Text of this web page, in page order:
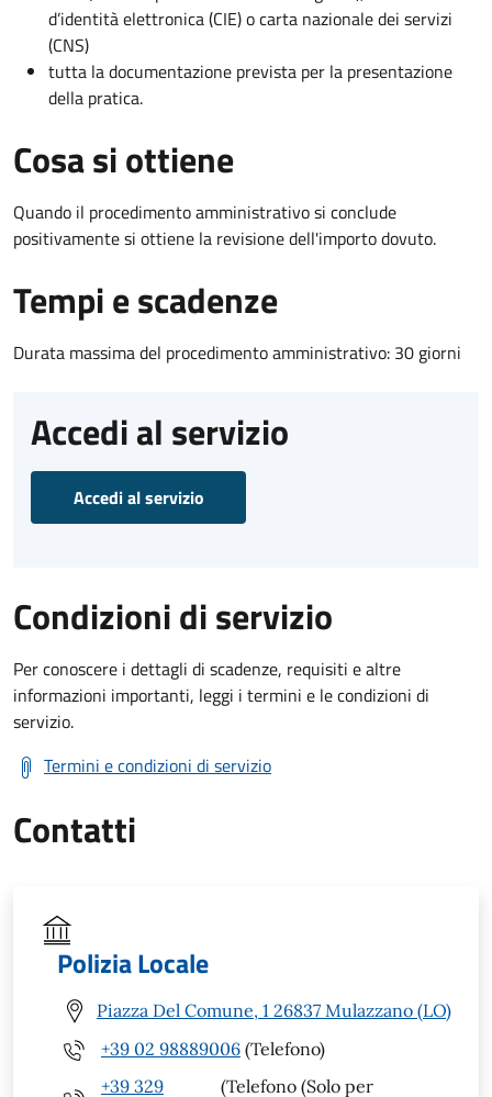
d’identità elettronica (CIE) o carta nazionale dei servizi
(CNS)
tutta la documentazione prevista per la presentazione
della pratica.
Cosa si ottiene
Quando il procedimento amministrativo si conclude
positivamente si ottiene la revisione dell'importo dovuto.
Tempi e scadenze
Durata massima del procedimento amministrativo: 30 giorni
Accedi al servizio
Accedi al servizio
Condizioni di servizio
Per conoscere i dettagli di scadenze, requisiti e altre
informazioni importanti, leggi i termini e le condizioni di
servizio.
Termini e condizioni di servizio
Contatti
Polizia Locale
Piazza Del Comune, 1 26837 Mulazzano (LO)
+39 02 98889006 (Telefono)
+39 329
(Telefono (Solo per